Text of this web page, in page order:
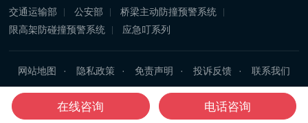
交通运输部
公安部
桥梁主动防撞预警系统
限高架防碰撞预警系统
应急叮系列
网站地图 隐私政策 免责声明 投诉反馈
联系我们
Copyright © 2025 广州忘平信息科技有限公司 All Rights Reserved.
粤ICP备09112795号
在线咨询 电话咨询